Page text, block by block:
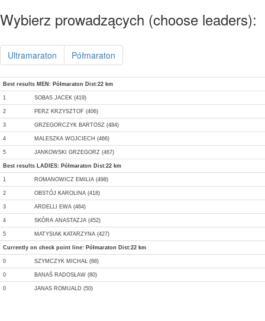
Wybierz prowadzących (choose leaders):
Ultramaraton Półmaraton
Best results MEN: Półmaraton Dist:22 km
1 SOBAS JACEK (419)
2 PERZ KRZYSZTOF (406)
3 GRZEGORCZYK BARTOSZ (484)
4 MALESZKA WOJCIECH (466)
5 JANKOWSKI GRZEGORZ (467)
Best results LADIES: Półmaraton Dist:22 km
1 ROMANOWICZ EMILIA (498)
2 OBSTÓJ KAROLINA (418)
3 ARDELLI EWA (464)
4 SKÓRA ANASTAZJA (452)
5 MATYSIAK KATARZYNA (427)
Currently on check point line: Półmaraton Dist:22 km
0 SZYMCZYK MICHAŁ (68)
0 BANAŚ RADOSŁAW (80)
0 JANAS ROMUALD (50)